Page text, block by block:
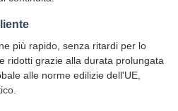
più rapido, senza ritardi per lo
ridotti grazie alla durata prolungata
alle norme edilizie dell'UE,